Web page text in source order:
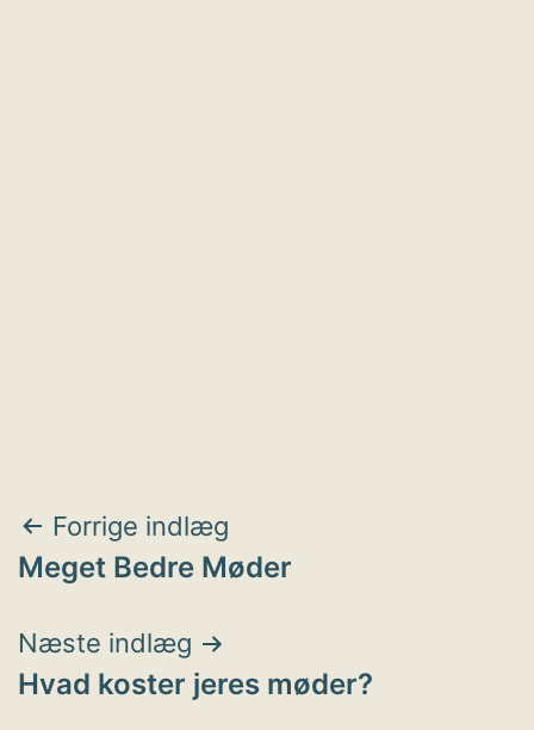
Indlægsnavigation
Forrige indlæg
Meget Bedre Møder
Næste indlæg
Hvad koster jeres møder?